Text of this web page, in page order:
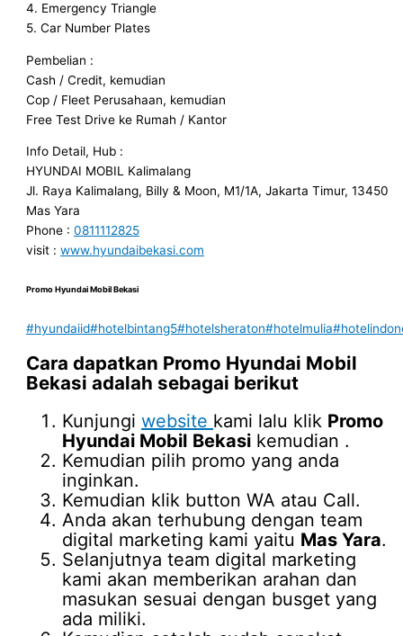
4. Emergency Triangle
5. Car Number Plates
Pembelian :
Cash / Credit, kemudian
Cop / Fleet Perusahaan, kemudian
Free Test Drive ke Rumah / Kantor
Info Detail, Hub :
HYUNDAI MOBIL Kalimalang
Jl. Raya Kalimalang, Billy & Moon, M1/1A, Jakarta Timur, 13450
Mas Yara
Phone :0811112825
visit :www.hyundaibekasi.com
Promo Hyundai MobilBekasi
#hyundaiid#hotelbintang5#hotelsheraton#hotelmulia
Cara dapatkan Promo Hyundai Mobil
Bekasi adalah sebagai berikut
Kunjungiwebsite kami lalu klik Promo
Hyundai Mobil Bekasi kemudian .
Kemudian pilih promo yang anda
inginkan.
Kemudian klik button WA atau Call.
Anda akan terhubung dengan team
digital marketing kami yaitu Mas Yara.
Selanjutnya team digital marketing
kami akan memberikan arahan dan
masukan sesuai dengan busget yang
ada miliki.